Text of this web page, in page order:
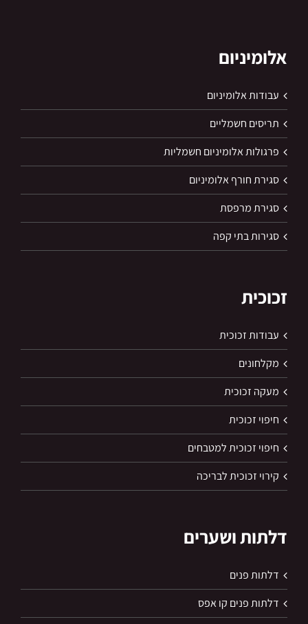
אלומיניום
עבודות אלומיניום
תריסים חשמליים
פרגולות אלומיניום חשמליות
סגירת חורף אלומיניום
סגירת מרפסת
סגירות בתי קפה
זכוכית
עבודות זכוכית
מקלחונים
מעקה זכוכית
חיפוי זכוכית
חיפוי זכוכית למטבחים
קירוי זכוכית לבריכה
דלתות ושערים
דלתות פנים
דלתות פנים קו אפס